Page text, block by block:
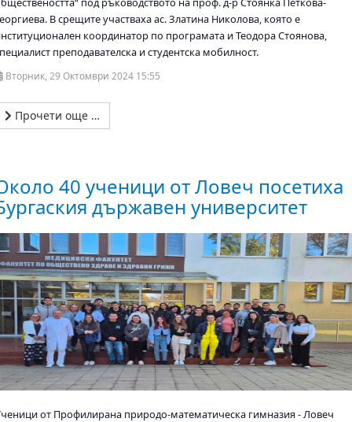
В срещите участваха ас. Златина Николова, която е
координатор по програмата и Теодора Стоянова,
преподавателска и студентска мобилност.
Вторник, 29 Октомври 2024 15:55
Прочети още …
40 ученици от Ловеч посетиха
държавен университет
от Профилирана природо-математическа гимназия - Ловеч